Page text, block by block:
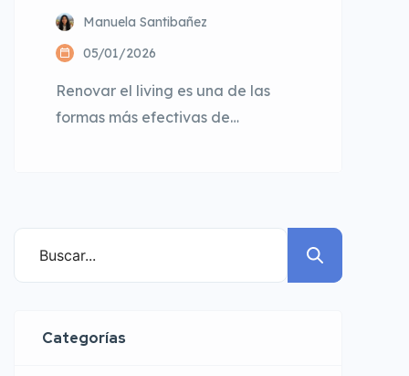
Manuela Santibañez
05/01/2026
Renovar el living es una de las
formas más efectivas de
proporcionales al espacio, definir
una paleta de colores coherente y
Pequeños cambios como renovar
Categorías